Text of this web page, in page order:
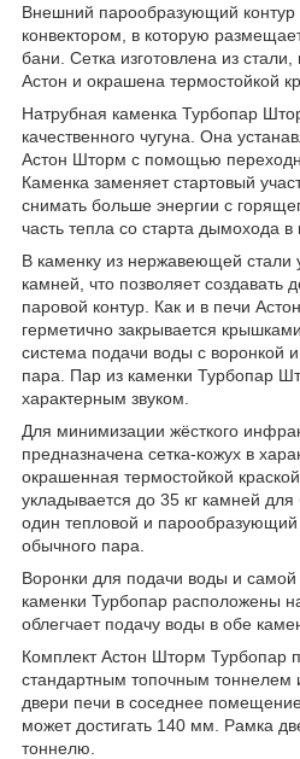
Внешний парообразующий контур
конвектором, в которую
бани. Сетка изготовлена из
Астон и окрашена термостойкой
Натрубная каменка Турбопар
качественного чугуна. Она
Астон Шторм с помощью
Каменка заменяет стартовый
снимать больше энергии с
часть тепла со старта дымохода в
В каменку из нержавеющей стали
камней, что позволяет создавать
паровой контур. Как и в печи
герметично закрывается
система подачи воды с воронкой
пара. Пар из каменки Турбопар
характерным звуком.
Для минимизации жёсткого
предназначена сетка-кожух в
окрашенная термостойкой
укладывается до 35 кг камней
один тепловой и парообразующий
обычного пара.
Воронки для подачи воды и самой
каменки Турбопар расположены
облегчает подачу воды в обе
Комплект Астон Шторм Турбопар
стандартным топочным тоннелем
двери печи в соседнее
может достигать 140 мм. Рамка
тоннелю.